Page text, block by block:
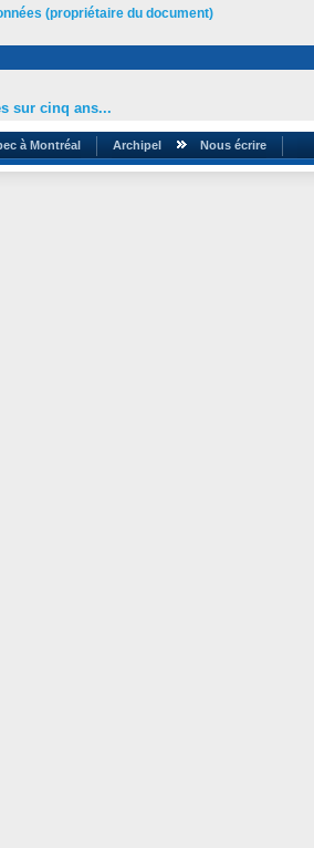
(propriétaire du document)
sur cinq ans...
à Montréal Archipel Nous écrire